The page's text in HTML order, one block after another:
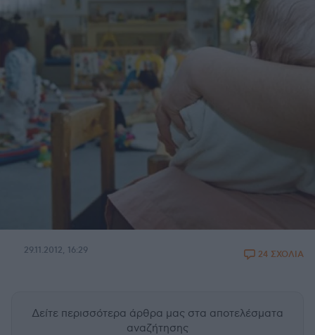
29.11.2012, 16:29 24 ΣΧΟΛΙΑ
Δείτε περισσότερα άρθρα μας στα αποτελέσματα
αναζήτησης